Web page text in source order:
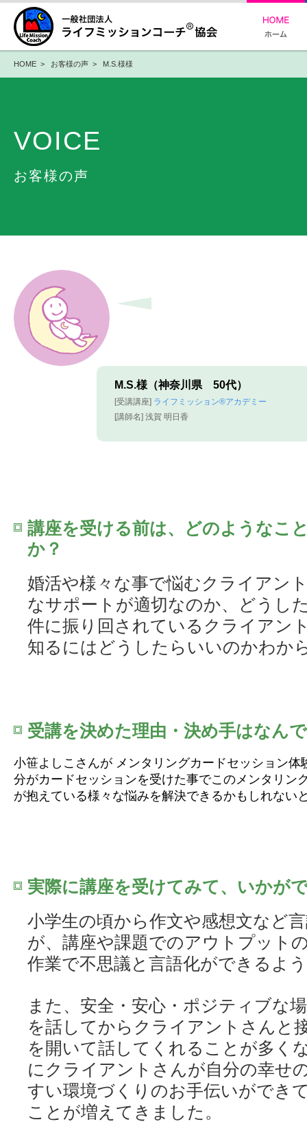
HOME > お客様の声 > M.S.様様
VOICE
お客様の声
M.S.様（神奈川県 50代）
[受講講座] ライフミッション®︎アカデミー
[講師名] 浅賀 明日香
講座を受ける前は、どのようなこ
か？
婚活や様々な事で悩むクライアン
なサポートが適切なのか、どうし
件に振り回されているクライアン
知るにはどうしたらいいのかわか
受講を決めた理由・決め手はなん
小笹よしこさんが メンタリングカードセッション体
分がカードセッションを受けた事でこのメンタリン
が抱えている様々な悩みを解決できるかもしれない
実際に講座を受けてみて、いかが
小学生の頃から作文や感想文など
が、講座や課題でのアウトプット
作業で不思議と言語化ができるよ
また、安全・安心・ポジティブな
を話してからクライアントさんと
を開いて話してくれることが多く
にクライアントさんが自分の幸せ
すい環境づくりのお手伝いができ
ことが増えてきました。